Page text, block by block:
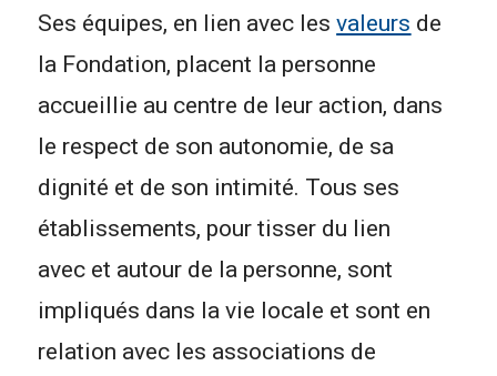
Ses équipes, en lien avec lesvaleurs de
la Fondation, placent la personne
accueillie au centre de leur action, dans
le respect de son autonomie, de sa
dignité et de son intimité. Tous ses
établissements, pour tisser du lien
avec et autour de la personne, sont
impliqués dans la vie locale et sont en
relation avec les associations de